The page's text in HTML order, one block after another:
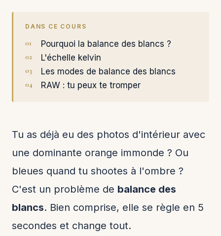
DANS CE COURS
Pourquoi la balance des blancs ?
L'échelle kelvin
Les modes de balance des blancs
RAW : tu peux te tromper
Tu as déjà eu des photos d'intérieur avec
une dominante orange immonde ? Ou
bleues quand tu shootes à l'ombre ?
C'est un problème de balance des
blancs. Bien comprise, elle se règle en 5
secondes et change tout.